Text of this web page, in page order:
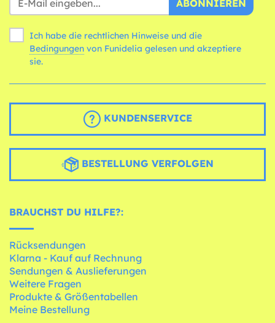
ABONNIEREN
Ich habe die rechtlichen Hinweise und die
Bedingungen
sie.
KUNDENSERVICE
BESTELLUNG VERFOLGEN
BRAUCHST DU HILFE?:
Rücksendungen
Klarna - Kauf auf Rechnung
Sendungen & Auslieferungen
Weitere Fragen
Produkte & Größentabellen
Meine Bestellung